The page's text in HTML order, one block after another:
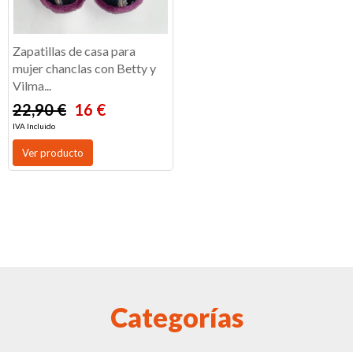
Zapatillas de casa para
mujer chanclas con Betty y
Vilma...
22,90 € 16 €
IVA Incluido
Ver producto
Categorías